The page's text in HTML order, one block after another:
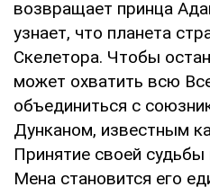
возвращает принца
узнает, что планета
Скелетора. Чтобы
может охватить всю
объединиться с
Дунканом, известным
Принятие своей
Мена становится его